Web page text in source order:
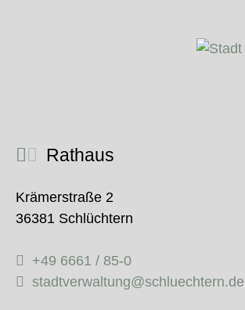
Rathaus
Krämerstraße 2
36381 Schlüchtern
+49 6661 / 85-0
stadtverwaltung@schluechtern.de